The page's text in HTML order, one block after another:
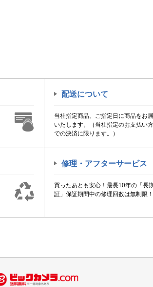
配送について
当社指定商品、ご指定日に商品をお
いたします。（当社指定のお支払い
での決済に限ります。）
修理・アフターサービス
買ったあとも安心！最長10年の「長
証」保証期間中の修理回数は無制限！